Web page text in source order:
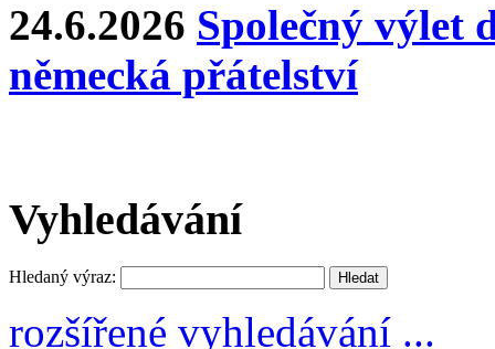
24.6.2026 Společný výlet
německá přátelství
Vyhledávání
Hledaný výraz:
rozšířené vyhledávání ...